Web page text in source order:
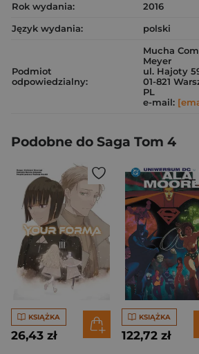
Rok wydania:
2016
Język wydania:
polski
Podmiot
odpowiedzialny:
Mucha
Meyer
ul. Hajoty
01-821
PL
e-mail:
Podobne do Saga Tom 4
KSIĄŻKA
26,43 zł
KSIĄŻKA
122,72 zł